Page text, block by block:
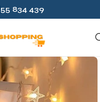
55 834 439